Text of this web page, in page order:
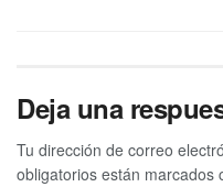
Deja una
Tu dirección de correo
obligatorios están marcados